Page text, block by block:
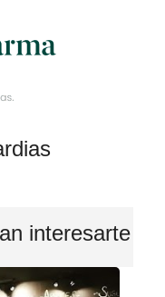
interesarte